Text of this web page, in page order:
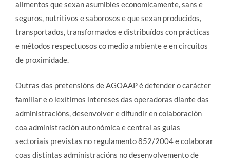
alimentos que sexan asumibles economicamente, sans e
seguros, nutritivos e saborosos e que sexan producidos,
transportados, transformados e distribuídos con prácticas
e métodos respectuosos co medio ambiente e en circuítos
de proximidade.
Outras das pretensións de AGOAAP é defender o carácter
familiar e o lexítimos intereses das operadoras diante das
administracións, desenvolver e difundir en colaboración
coa administración autonómica e central as guías
sectoriais previstas no regulamento 852/2004 e colaborar
coas distintas administracións no desenvolvemento de